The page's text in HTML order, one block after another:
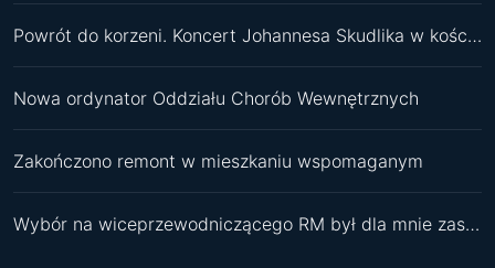
Powrót do korzeni. Koncert Johannesa Skudlika w kościele św. Pawła
Nowa ordynator Oddziału Chorób Wewnętrznych
Zakończono remont w mieszkaniu wspomaganym
Wybór na wiceprzewodniczącego RM był dla mnie zaskoczeniem